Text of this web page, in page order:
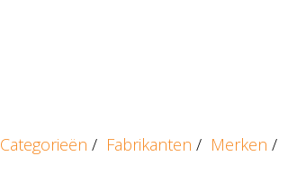
Categorieën / Fabrikanten / Merken /